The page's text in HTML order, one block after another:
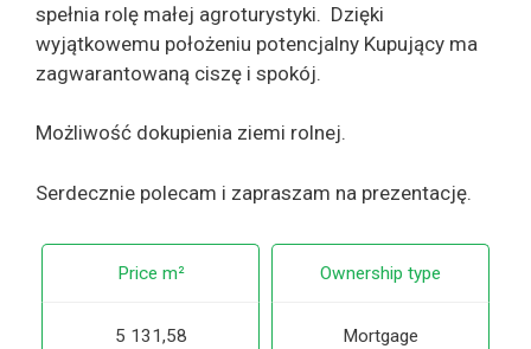
spełnia rolę małej agroturystyki. Dzięki
wyjątkowemu położeniu potencjalny Kupujący ma
zagwarantowaną ciszę i spokój.
Możliwość dokupienia ziemi rolnej.
Serdecznie polecam i zapraszam na prezentację.
Price m²
5 131,58
Ownership type
Mortgage